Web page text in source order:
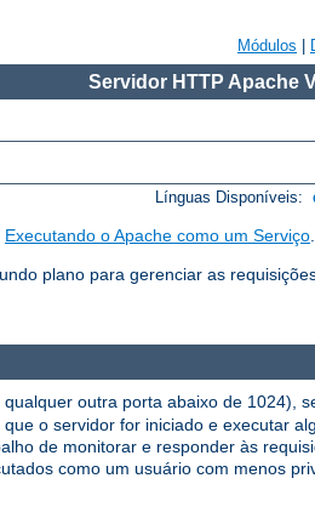
Módulos
Servidor HTTP Apache
Línguas Disponíveis:
Executando o Apache como um Serviço.
plano para gerenciar as
outra porta abaixo de 1024),
o servidor for iniciado e executar
de monitorar e responder às
como um usuário com menos